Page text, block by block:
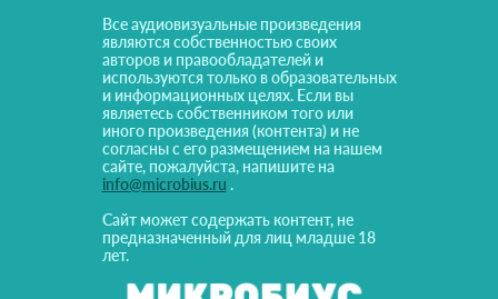
Все аудиовизуальные произведения
являются собственностью своих
авторов и правообладателей и
используются только в образовательных
и информационных целях. Если вы
являетесь собственником того или
иного произведения (контента) и не
согласны с его размещением на нашем
сайте, пожалуйста, напишите на
info@microbius.ru .
Сайт может содержать контент, не
предназначенный для лиц младше 18
лет.